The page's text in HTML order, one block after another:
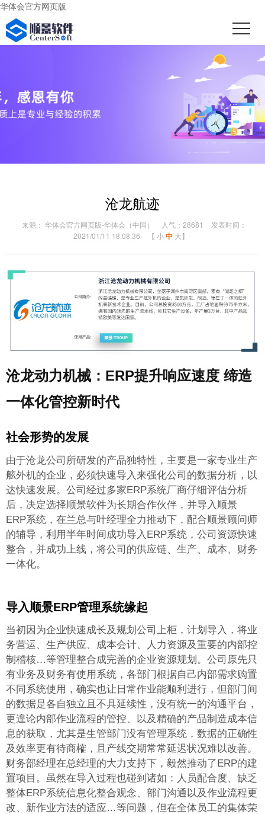
华体会官方网页版
沧龙航迹
来源： 华体会官方网页版-华体会（中国） 人气：28681
发表时间：
2021/01/11 18:08:36
【 小中 大】
沧龙动力机械：ERP提升响应速度 缔造
一体化管控新时代
社会形势的发展
由于沧龙公司所研发的产品独特性，主要是一家专业生产
舷外机的企业，必须快速导入 来强化公司的数据分析，以
达快速发展。公司经过多家ERP系统厂商仔细评估分析
后，决定选择顺景软件为长期合作伙伴，并导入顺景
ERP系统，在兰总与叶经理全力推动下，配合顺景顾问师
的辅导，利用半年时间成功导入ERP系统，公司资源快速
整合，并成功上线，将公司的供应链、生产、成本、财务
一体化。
导入顺景ERP管理系统缘起
当初因为企业快速成长及规划公司上柜，计划导入 ，将业
务营运、生产供应、成本会计、人力资源及重要的内部控
制稽核…等管理整合成完善的企业资源规划。公司原先只
有业务及财务有使用系统，各部门根据自己内部需求购置
不同系统使用，确实也让日常作业能顺利进行，但部门间
的数据是各自独立且不具延续性，没有统一的沟通平台，
更遑论内部作业流程的管控、以及精确的产品制造成本信
息的获取，尤其是生管部门没有管理系统，数据的正确性
及效率更有待商榷，且产线交期常常延迟状况难以改善。
财务部经理在总经理的大力支持下，毅然推动了ERP的建
置项目。虽然在导入过程也碰到诸如：人员配合度、缺乏
整体ERP系统信息化整合观念、部门沟通以及作业流程更
改、新作业方法的适应…等问题，但在全体员工的集体荣